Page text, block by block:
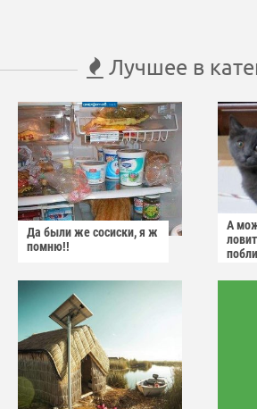
Лучшее в
Да были же сосиски, я ж
помню!!
А